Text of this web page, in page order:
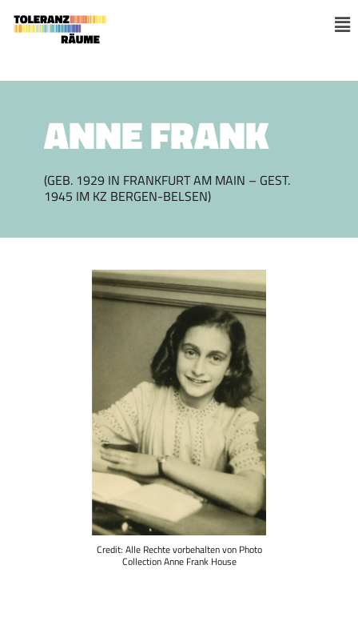
Inhalt
springen
ANNE FRANK
(GEB. 1929 IN FRANKFURT AM MAIN – GEST.
1945 IM KZ BERGEN-BELSEN)
Credit: Alle Rechte vorbehalten von Photo
Collection Anne Frank House